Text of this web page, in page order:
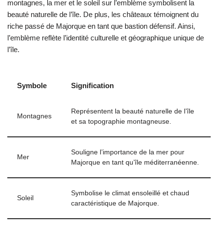
montagnes, la mer et le soleil sur l’emblème symbolisent la
beauté naturelle de l’île. De plus, les châteaux témoignent du
riche passé de Majorque en tant que bastion défensif. Ainsi,
l’emblème reflète l’identité culturelle et géographique unique de
l’île.
Symbole Signification
Montagnes
Représentent la beauté naturelle de l’île
et sa topographie montagneuse.
Mer
Souligne l’importance de la mer pour
Majorque en tant qu’île méditerranéenne.
Soleil
Symbolise le climat ensoleillé et chaud
caractéristique de Majorque.